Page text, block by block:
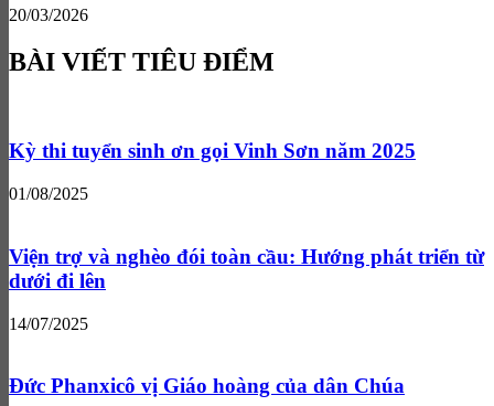
20/03/2026
BÀI VIẾT TIÊU ĐIỂM
Kỳ thi tuyển sinh ơn gọi Vinh Sơn năm 2025
01/08/2025
Viện trợ và nghèo đói toàn cầu: Hướng phát triển từ
dưới đi lên
14/07/2025
Đức Phanxicô vị Giáo hoàng của dân Chúa